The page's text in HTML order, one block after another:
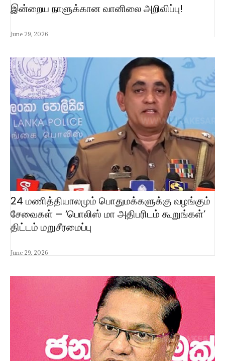
இன்றைய நாளுக்கான வானிலை அறிவிப்பு!
June 29, 2026
24 மணித்தியாலமும் பொதுமக்களுக்கு வழங்கும்
சேவைகள் – ‘பொலிஸ் மா அதிபரிடம் கூறுங்கள்’
திட்டம் மறுசீரமைப்பு
June 29, 2026